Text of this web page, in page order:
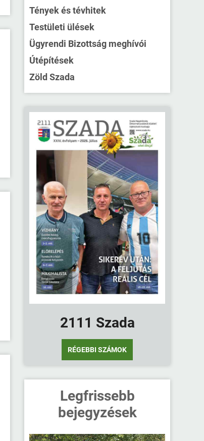
Tények és tévhitek
Testületi ülések
Ügyrendi Bizottság meghívói
Útépítések
Zöld Szada
2111 Szada
RÉGEBBI SZÁMOK
Legfrissebb
bejegyzések